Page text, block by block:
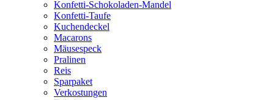
Konfetti-Schokoladen-Mandel
Konfetti-Taufe
Kuchendeckel
Macarons
Mäusespeck
Pralinen
Reis
Sparpaket
Verkostungen